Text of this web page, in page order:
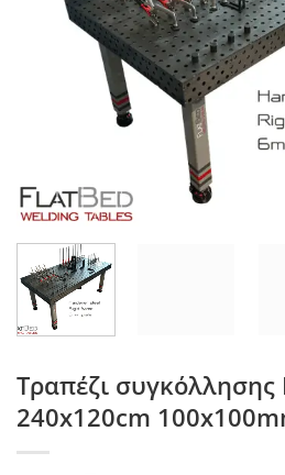
Τραπέζι συγκόλλησης
240x120cm